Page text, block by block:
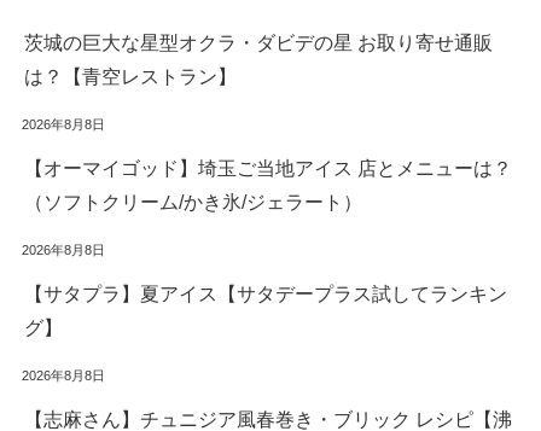
茨城の巨大な星型オクラ・ダビデの星 お取り寄せ通販
は？【青空レストラン】
2026年8月8日
【オーマイゴッド】埼玉ご当地アイス 店とメニューは？
（ソフトクリーム/かき氷/ジェラート）
2026年8月8日
【サタプラ】夏アイス【サタデープラス試してランキン
グ】
2026年8月8日
【志麻さん】チュニジア風春巻き・ブリック レシピ【沸